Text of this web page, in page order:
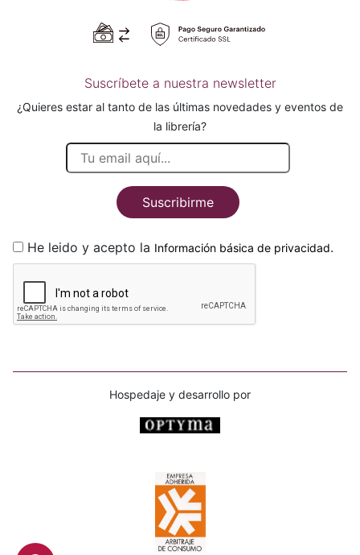
Suscríbete a nuestra newsletter
¿Quieres estar al tanto de las últimas novedades y eventos de
la librería?
Suscribirme
He leido y acepto la Información básica de privacidad.
Hospedaje y desarrollo por